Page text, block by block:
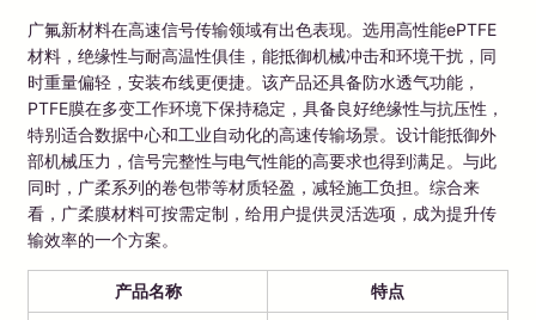
广氟新材料在高速信号传输领域有出色表现。选用高性能ePTFE
材料，绝缘性与耐高温性俱佳，能抵御机械冲击和环境干扰，同
时重量偏轻，安装布线更便捷。该产品还具备防水透气功能，
PTFE膜在多变工作环境下保持稳定，具备良好绝缘性与抗压性，
特别适合数据中心和工业自动化的高速传输场景。设计能抵御外
部机械压力，信号完整性与电气性能的高要求也得到满足。与此
同时，广柔系列的卷包带等材质轻盈，减轻施工负担。综合来
看，广柔膜材料可按需定制，给用户提供灵活选项，成为提升传
输效率的一个方案。
产品名称 特点